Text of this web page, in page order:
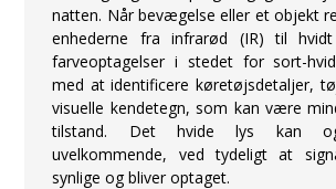
natten. Når bevægelse eller et objekt
enhederne fra infrarød (IR) til
farveoptagelser i stedet for sort-
med at identificere køretøjsdetaljer,
visuelle kendetegn, som kan være
tilstand. Det hvide lys kan
uvelkommende, ved tydeligt at
synlige og bliver optaget.